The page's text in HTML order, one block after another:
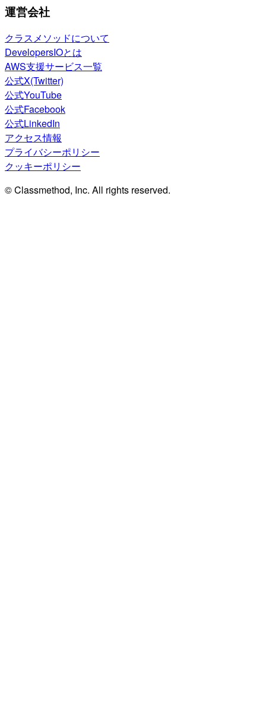
運営会社
クラスメソッドについて
DevelopersIOとは
AWS支援サービス一覧
公式X(Twitter)
公式YouTube
公式Facebook
公式LinkedIn
アクセス情報
プライバシーポリシー
クッキーポリシー
© Classmethod, Inc. All rights reserved.